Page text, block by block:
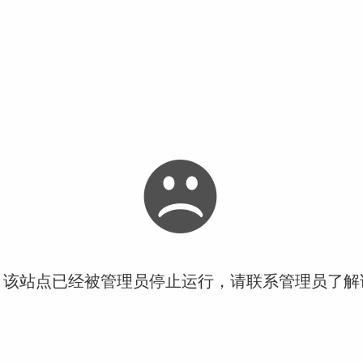
站点已经被管理员停止运行，请联系管理员了